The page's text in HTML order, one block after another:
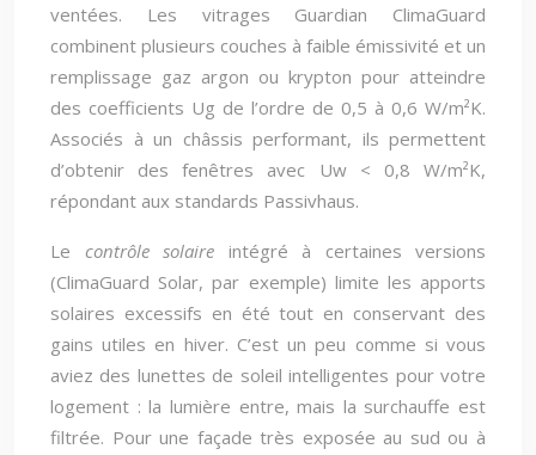
ventées. Les vitrages Guardian ClimaGuard
combinent plusieurs couches à faible émissivité et un
remplissage gaz argon ou krypton pour atteindre
des coefficients Ug de l’ordre de 0,5 à 0,6 W/m²K.
Associés à un châssis performant, ils permettent
d’obtenir des fenêtres avec Uw < 0,8 W/m²K,
répondant aux standards Passivhaus.
Le contrôle solaire intégré à certaines versions
(ClimaGuard Solar, par exemple) limite les apports
solaires excessifs en été tout en conservant des
gains utiles en hiver. C’est un peu comme si vous
aviez des lunettes de soleil intelligentes pour votre
logement : la lumière entre, mais la surchauffe est
filtrée. Pour une façade très exposée au sud ou à